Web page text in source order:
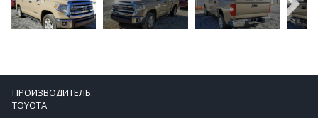
Next
ПРОИЗВОДИТЕЛЬ:
TOYOTA